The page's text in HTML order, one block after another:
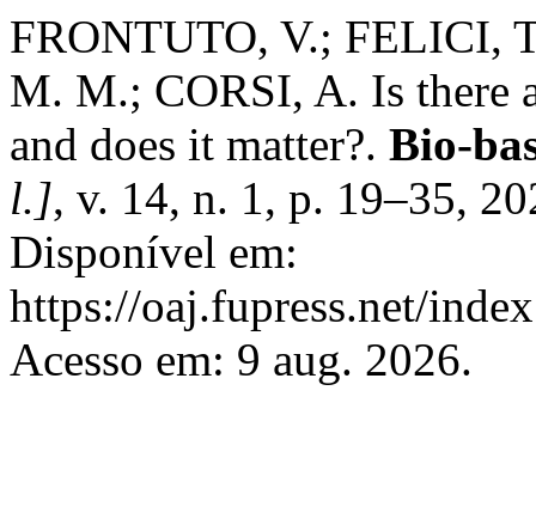
FRONTUTO, V.; FELICI,
M. M.; CORSI, A. Is there
and does it matter?. Bio-
l.], v. 14, n. 1, p. 19–35,
Disponível em:
https://oaj.fupress.net/
Acesso em: 9 aug. 2026.